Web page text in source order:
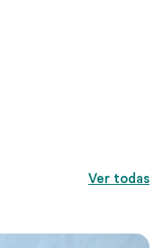
Ver todas